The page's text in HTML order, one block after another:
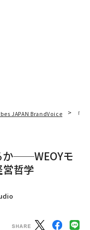
JAPAN BrandVoice 「
か──WEOYモ
哲学